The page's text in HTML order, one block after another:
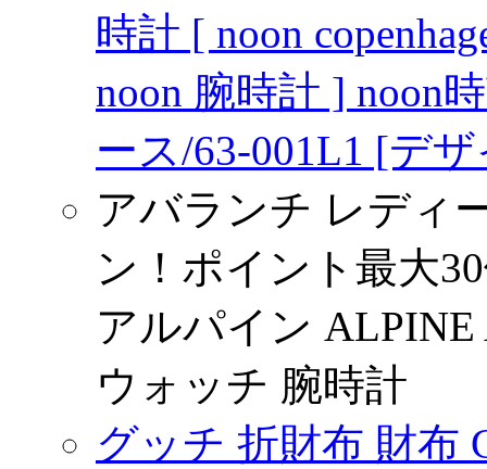
時計 [ noon
noon 腕時計 ] noon
ース/63-001L1 [デ
アバランチ レディ
ン！ポイント最大
アルパイン ALPINE
ウォッチ 腕時計
グッチ 折財布 財布